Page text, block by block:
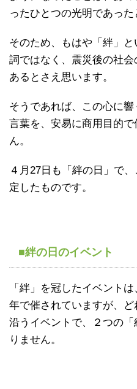
ったひとつの光明であった
そのため、もはや「絆」
詞ではなく、震災後の社
あるとさえ思います。
そうであれば、この心に
言葉を、安易に商用目的
ん。
４月27日も「絆の日」で
定したものです。
■絆の日のイベント
「絆」を冠したイベント
年で催されていますが、
沿うイベントで、２つの
りません。